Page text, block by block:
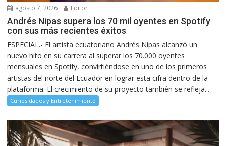
agosto 7, 2026 Editor
Andrés Nipas supera los 70 mil oyentes en Spotify
con sus más recientes éxitos
ESPECIAL.- El artista ecuatoriano Andrés Nipas alcanzó un
nuevo hito en su carrera al superar los 70.000 oyentes
mensuales en Spotify, convirtiéndose en uno de los primeros
artistas del norte del Ecuador en lograr esta cifra dentro de la
plataforma. El crecimiento de su proyecto también se refleja...
Curiosidades y Entretenimiento